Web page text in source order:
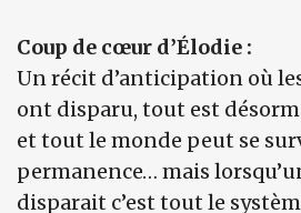
Coup de cœur d’Élodie :
Un récit d’anticipation où
ont disparu, tout est
et tout le monde peut se
permanence… mais
disparait c’est tout le